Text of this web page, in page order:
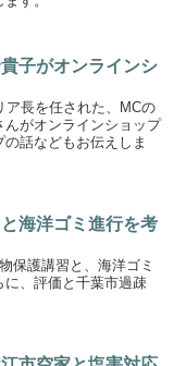
子がオンラインシ
ア長を任された、MCの
がオンラインショップ
話などもお伝えしま
海洋ゴミ進行を考
保護講習と、海洋ゴミ
、評価と千葉市過疎